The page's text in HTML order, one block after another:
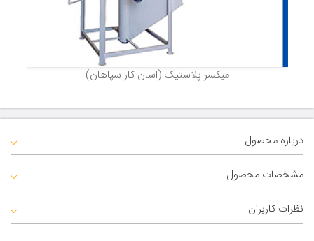
میکسر پلاستیک (اسان کار سپاهان)
درباره محصول
مشخصات محصول
نظرات کاربران